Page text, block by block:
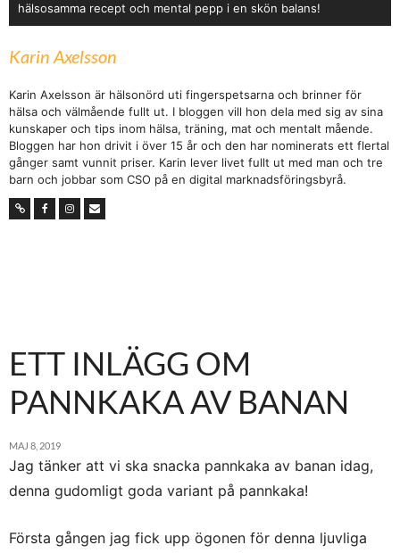
hälsosamma recept och mental pepp i en skön balans!
Karin Axelsson
Karin Axelsson är hälsonörd uti fingerspetsarna och brinner för
hälsa och välmående fullt ut. I bloggen vill hon dela med sig av sina
kunskaper och tips inom hälsa, träning, mat och mentalt mående.
Bloggen har hon drivit i över 15 år och den har nominerats ett flertal
gånger samt vunnit priser. Karin lever livet fullt ut med man och tre
barn och jobbar som CSO på en digital marknadsföringsbyrå.
ETT INLÄGG OM
PANNKAKA AV BANAN
MAJ 8, 2019
Jag tänker att vi ska snacka pannkaka av banan idag,
denna gudomligt goda variant på pannkaka!
Första gången jag fick upp ögonen för denna ljuvliga